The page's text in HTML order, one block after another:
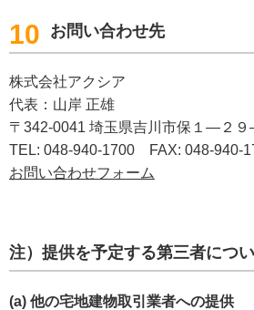
10 お問い合わせ先
株式会社アクシア
代表：山岸 正雄
〒342-0041 埼玉県吉川市保１―２
TEL: 048-940-1700 FAX: 048-940-
お問い合わせフォーム
注）提供を予定する第三者につ
(a) 他の宅地建物取引業者への提供